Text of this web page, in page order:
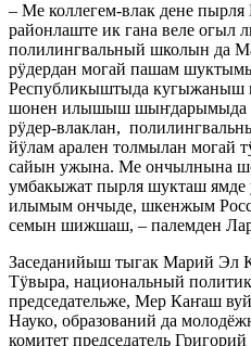
– Ме коллегем-влак дене
районлаште ик гана веле огыл
полилингвальный школын да
рӱдердан могай пашам
Республикыштыда кугыжаныш
шонен илышыш шыҥдарымыда
рӱдер-влаклан,
йӱлам арален толмылан
сайын ужына. Ме ончылнына
умбакыжат пырля шукташ
илымым ончыде, шкенжым
семын шижшаш, – палемден
Заседанийыш тыгак Марий
Тӱвыра, национальный
председательже, Мер Каҥаш
Науко, образований да
комитет председатель